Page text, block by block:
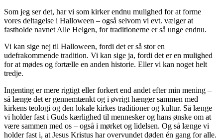
Som jeg ser det, har vi som kirker endnu mulighed for at forme
vores deltagelse i Halloween – også selvom vi evt. vælger at
fastholde navnet Alle Helgen, for traditionerne er så unge endnu.
Vi kan sige nej til Halloween, fordi det er så stor en
udefrakommende tradition. Vi kan sige ja, fordi det er en mulighed
for at mødes og fortælle en anden historie. Eller vi kan noget helt
tredje.
Ingenting er mere rigtigt eller forkert end andet efter min mening –
så længe det er gennemtænkt og i øvrigt hænger sammen med
kirkens teologi og den lokale kirkes traditioner og kultur. Så længe
vi holder fast i Guds kærlighed til mennesker og hans ønske om at
være sammen med os – også i mørket og lidelsen. Og så længe vi
holder fast i, at Jesus Kristus har overvundet døden én gang for alle.